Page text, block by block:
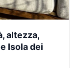
altezza,
Isola dei